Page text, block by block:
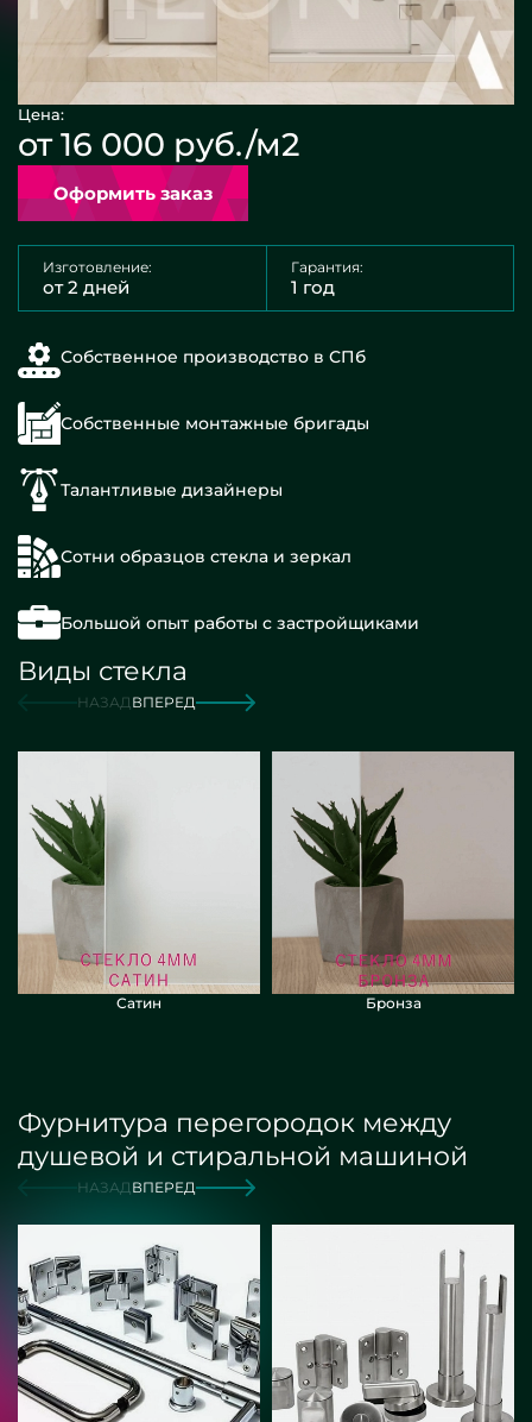
Цена:
от 16 000 руб./м2
Оформить заказ
Изготовление:
от 2 дней
Гарантия:
1 год
Собственное производство в СПб
Собственные монтажные бригады
Талантливые дизайнеры
Сотни образцов стекла и зеркал
Большой опыт работы с застройщиками
Виды стекла
НАЗАДВПЕРЕД
Сатин Бронза
Фурнитура перегородок между
душевой и стиральной машиной
НАЗАДВПЕРЕД